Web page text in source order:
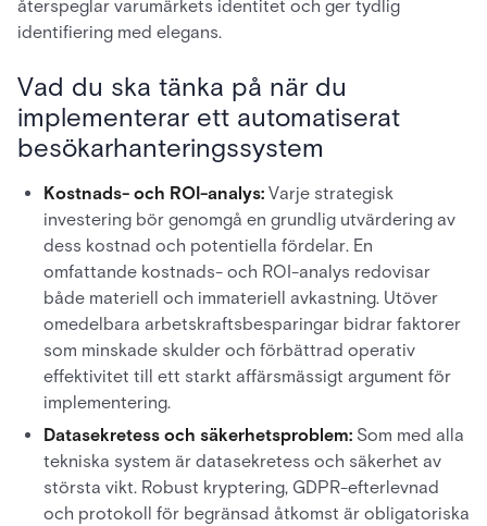
återspeglar varumärkets identitet och ger tydlig
identifiering med elegans.
Vad du ska tänka på när du
implementerar ett automatiserat
besökarhanteringssystem
Kostnads- och ROI-analys: Varje strategisk
investering bör genomgå en grundlig utvärdering av
dess kostnad och potentiella fördelar. En
omfattande kostnads- och ROI-analys redovisar
både materiell och immateriell avkastning. Utöver
omedelbara arbetskraftsbesparingar bidrar faktorer
som minskade skulder och förbättrad operativ
effektivitet till ett starkt affärsmässigt argument för
implementering.
Datasekretess och säkerhetsproblem: Som med alla
tekniska system är datasekretess och säkerhet av
största vikt. Robust kryptering, GDPR-efterlevnad
och protokoll för begränsad åtkomst är obligatoriska